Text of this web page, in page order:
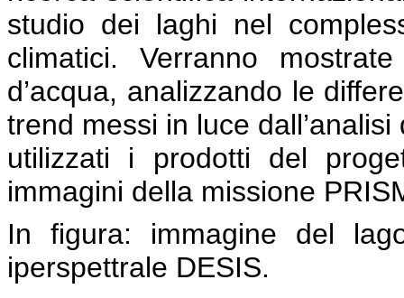
studio dei laghi nel
climatici. Verranno
d’acqua, analizzando le
trend messi in luce
utilizzati i prodotti del
immagini della missione
In figura: immagine del
iperspettrale DESIS.